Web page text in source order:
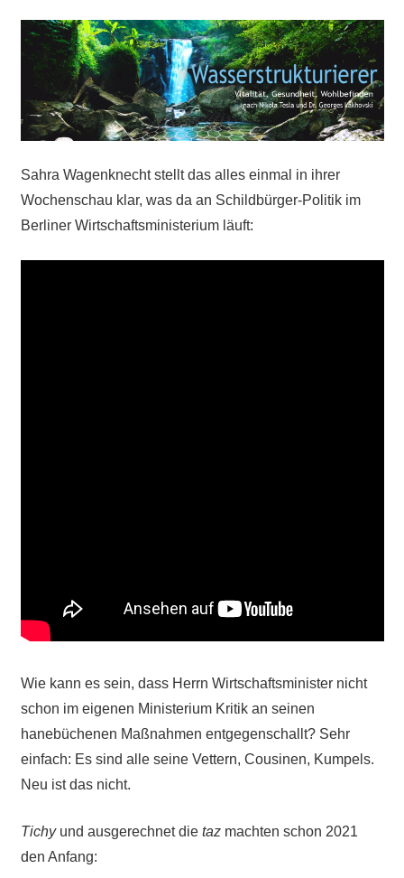
Sahra Wagenknecht stellt das alles einmal in ihrer
Wochenschau klar, was da an Schildbürger-Politik im
Berliner Wirtschaftsministerium läuft:
Wie kann es sein, dass Herrn Wirtschaftsminister nicht
schon im eigenen Ministerium Kritik an seinen
hanebüchenen Maßnahmen entgegenschallt? Sehr
einfach: Es sind alle seine Vettern, Cousinen, Kumpels.
Neu ist das nicht.
Tichyund ausgerechnet die tazmachten schon 2021
den Anfang: